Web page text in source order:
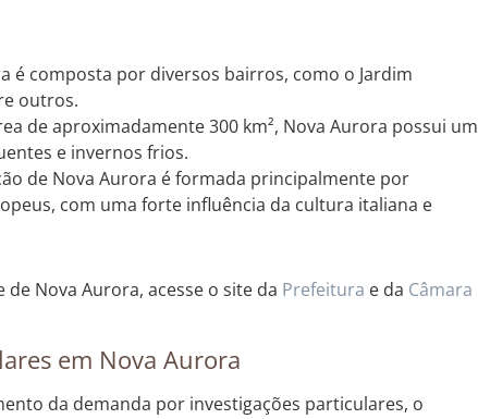
é composta por diversos bairros, como o Jardim
outros.
de aproximadamente 300 km², Nova Aurora possui um
e invernos frios.
de Nova Aurora é formada principalmente por
com uma forte influência da cultura italiana e
Nova Aurora, acesse o site da Prefeitura e da Câmara
em Nova Aurora
da demanda por investigações particulares, o